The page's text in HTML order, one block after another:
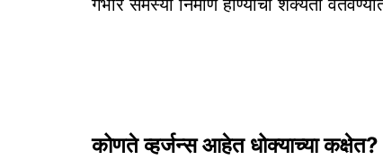
गंभीर समस्या निर्माण होण्याची शक्यता
कोणते व्हर्जन्स आहेत धोक्याच्या कक्षेत?